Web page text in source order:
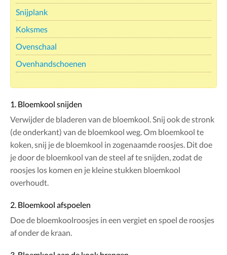
Snijplank
Koksmes
Ovenschaal
Ovenhandschoenen
1. Bloemkool snijden
Verwijder de bladeren van de bloemkool. Snij ook de stronk
(de onderkant) van de bloemkool weg. Om bloemkool te
koken, snij je de bloemkool in zogenaamde roosjes. Dit doe
je door de bloemkool van de steel af te snijden, zodat de
roosjes los komen en je kleine stukken bloemkool
overhoudt.
2. Bloemkool afspoelen
Doe de bloemkoolroosjes in een vergiet en spoel de roosjes
af onder de kraan.